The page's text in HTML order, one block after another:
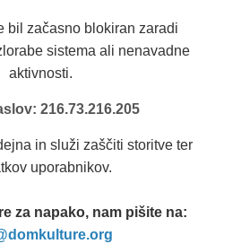
bil začasno blokiran zaradi
sistema ali nenavadne
aktivnosti.
216.73.216.205
in služi zaščiti storitve ter
uporabnikov.
za napako, nam pišite na: